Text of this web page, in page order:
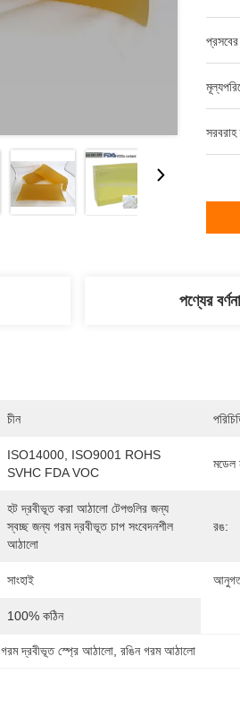
সরবরাহ
পণ্যের বর্ণনা
চীন
ISO14000, ISO9001 ROHS
SVHC FDA VOC
মডেল
হট দ্রবীভূত করা আঠালো টেপগুলির জন্য
স্বচ্ছ জন্য গরম দ্রবীভূত চাপ সংবেদনশীল
আঠালো
রঙ:
সাংহাই
100% কঠিন
গরম দ্রবীভূত স্প্রে আঠালো , রঙিন গরম আঠালো